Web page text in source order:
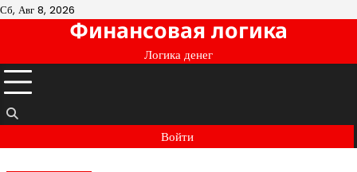
Перейти
Сб, Авг 8, 2026
Финансовая логика
Логика денег
Войти